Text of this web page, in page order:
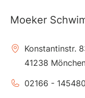
Moeker
Konstantinstr.
41238
02166 - 145480